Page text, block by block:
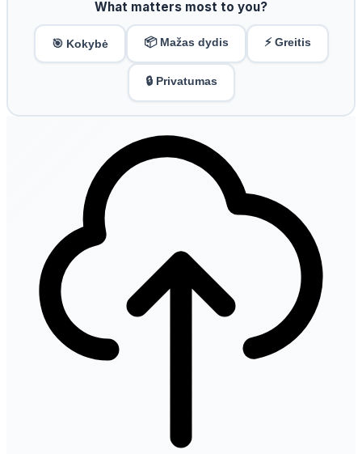
What matters most to you?
🎯 Kokybė 📦 Mažas dydis ⚡ Greitis
🔒 Privatumas